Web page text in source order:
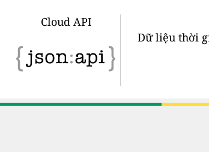
Cloud API
Dữ liệu thời